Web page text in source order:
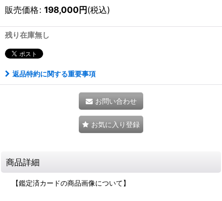
販売価格: 198,000円(税込)
残り在庫無し
返品特約に関する重要事項
お問い合わせ
お気に入り登録
商品詳細
【鑑定済カードの商品画像について】